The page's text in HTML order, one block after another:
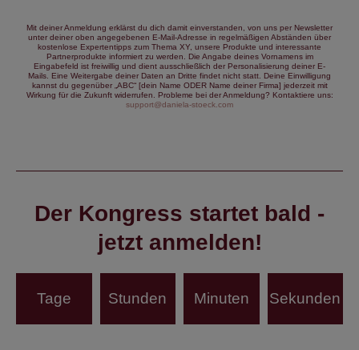
Mit deiner Anmeldung erklärst du dich damit einverstanden, von uns per Newsletter
unter deiner oben angegebenen E-Mail-Adresse in regelmäßigen Abständen über
kostenlose Expertentipps zum Thema XY, unsere Produkte und interessante
Partnerprodukte informiert zu werden. Die Angabe deines Vornamens im
Eingabefeld ist freiwillig und dient ausschließlich der Personalisierung deiner E-
Mails. Eine Weitergabe deiner Daten an Dritte findet nicht statt. Deine Einwilligung
kannst du gegenüber „ABC“ [dein Name ODER Name deiner Firma] jederzeit mit
Wirkung für die Zukunft widerrufen. Probleme bei der Anmeldung? Kontaktiere uns:
support@daniela-stoeck.com
Der Kongress startet bald -
jetzt anmelden!
Tage Stunden Minuten Sekunden